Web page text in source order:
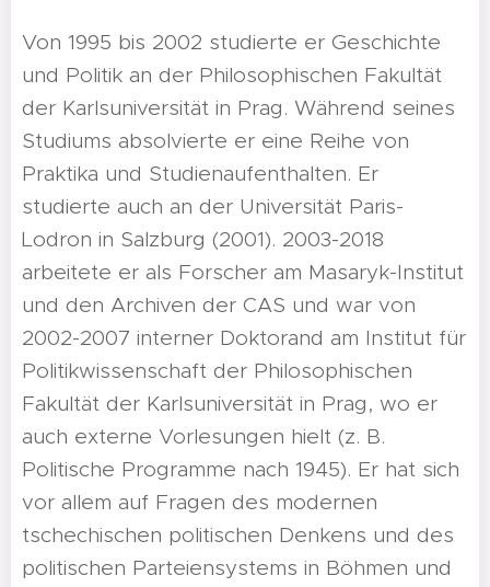
Von 1995 bis 2002 studierte er Geschichte
und Politik an der Philosophischen Fakultät
der Karlsuniversität in Prag. Während seines
Studiums absolvierte er eine Reihe von
Praktika und Studienaufenthalten. Er
studierte auch an der Universität Paris-
Lodron in Salzburg (2001). 2003-2018
arbeitete er als Forscher am Masaryk-Institut
und den Archiven der CAS und war von
2002-2007 interner Doktorand am Institut für
Politikwissenschaft der Philosophischen
Fakultät der Karlsuniversität in Prag, wo er
auch externe Vorlesungen hielt (z. B.
Politische Programme nach 1945). Er hat sich
vor allem auf Fragen des modernen
tschechischen politischen Denkens und des
politischen Parteiensystems in Böhmen und